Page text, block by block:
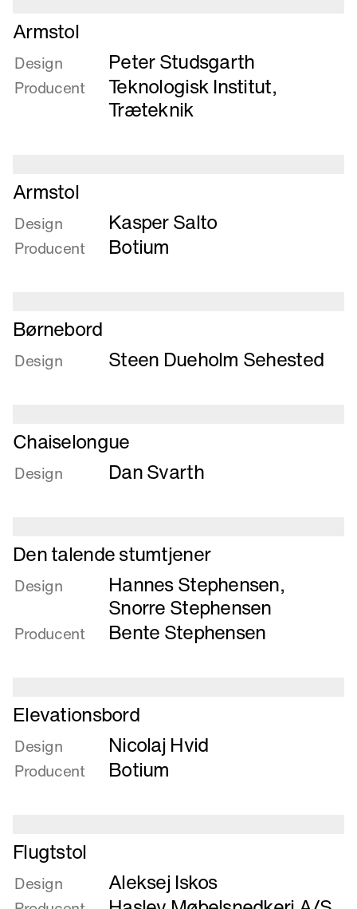
Læs
mere
om
Armstol
Armstol
Design Peter Studsgarth
Producent
Teknologisk Institut,
Træteknik
Læs
mere
om
Armstol
Armstol
Design Kasper Salto
Producent Botium
Læs
mere
om
Børnebord
Design Steen Dueholm Sehested
Læs
mere
om
Chaiselongue
Design Dan Svarth
Læs
mere
om
stumtjener
Den talende stumtjener
Design Hannes Stephensen,
Snorre Stephensen
Producent Bente Stephensen
Læs
mere
om
Elevationsbord
Elevationsbord
Design Nicolaj Hvid
Producent Botium
Læs
mere
om
Flugtstol
Flugtstol
Design Aleksej Iskos